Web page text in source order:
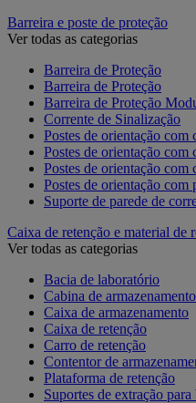
Barreira e poste de proteção
Ver todas as categorias
Barreira de Proteção
Barreira de Proteção
Barreira de Proteção
Corrente de Sinalização
Postes de orientação com
Postes de orientação com
Postes de orientação com
Postes de orientação com
Suporte de parede de
Caixa de retenção e material de
Ver todas as categorias
Bacia de laboratório
Cabina de
Caixa de armazenamento
Caixa de retenção
Carro de retenção
Contentor de
Plataforma de retenção
Suportes de extração para